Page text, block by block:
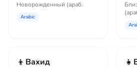
Новорожденный (араб.
Arabic
👦 Вахид 👧